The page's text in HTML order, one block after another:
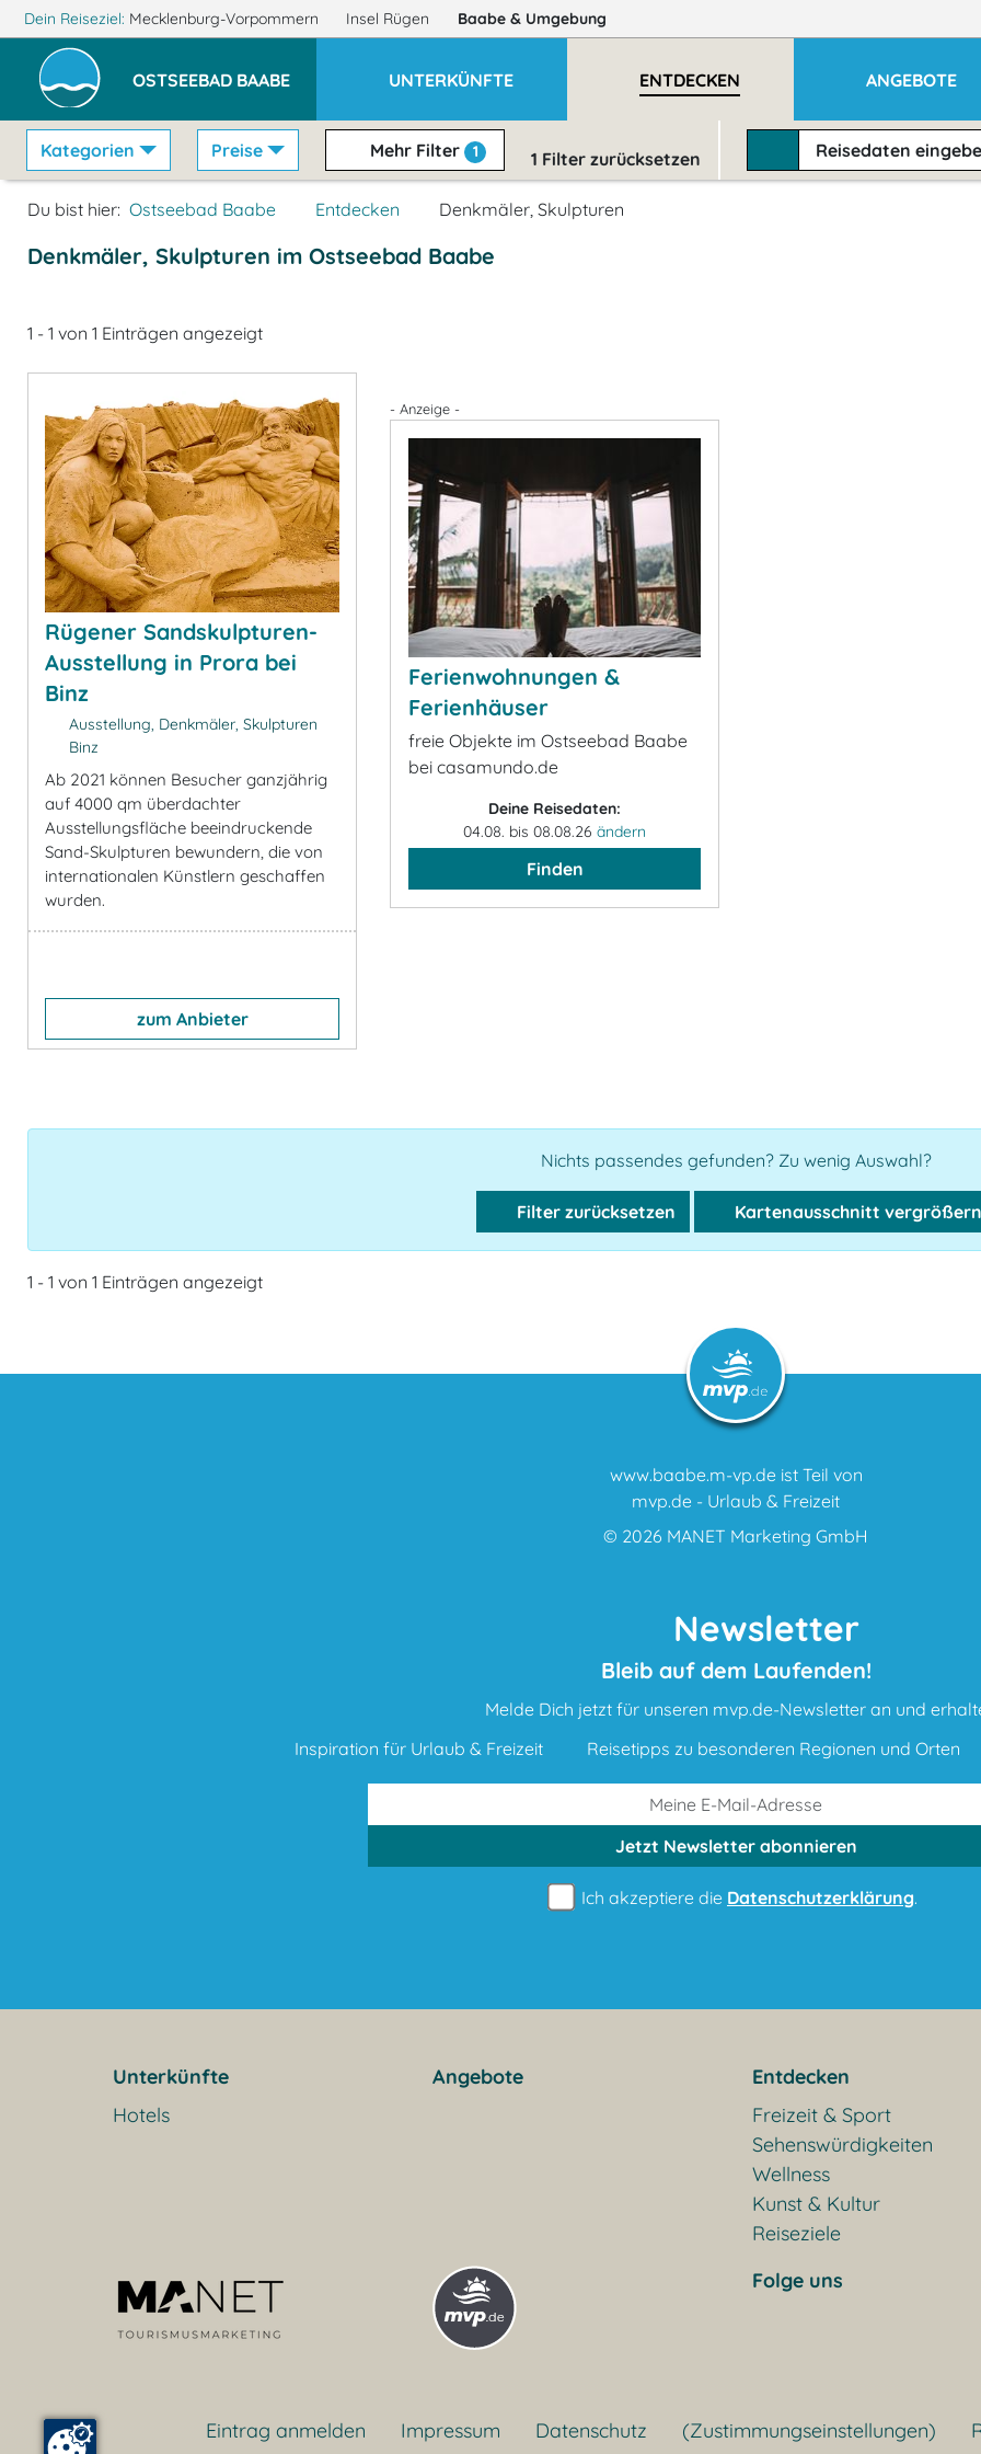
Dein Reiseziel: Mecklenburg-Vorpommern Insel Rügen Baabe & Umgebung
OSTSEEBAD BAABE UNTERKÜNFTE ENTDECKEN ANGEBOTE
Kategorien Preise Mehr Filter 1 1 Filter zurücksetzen Reisedaten
Du bist hier: Ostseebad Baabe Entdecken Denkmäler, Skulpturen
Denkmäler, Skulpturen im Ostseebad Baabe
1 - 1 von 1 Einträgen angezeigt
Rügener Sandskulpturen-
Ausstellung in Prora bei
Binz
Ausstellung, Denkmäler, Skulpturen
Binz
Ab 2021 können Besucher ganzjährig
auf 4000 qm überdachter
Ausstellungsfläche beeindruckende
Sand-Skulpturen bewundern, die von
internationalen Künstlern geschaffen
wurden.
zum Anbieter
- Anzeige -
Ferienwohnungen &
Ferienhäuser
freie Objekte im Ostseebad Baabe
bei casamundo.de
Deine Reisedaten:
04.08. bis 08.08.26 ändern
Finden
Nichts passendes gefunden? Zu wenig Auswahl?
Filter zurücksetzen Kartenausschnitt vergrößern
1 - 1 von 1 Einträgen angezeigt
www.baabe.m-vp.de ist Teil von
mvp.de - Urlaub & Freizeit
© 2026 MANET Marketing GmbH
Newsletter
Bleib auf dem Laufenden!
Melde Dich jetzt für unseren mvp.de-Newsletter an und
Inspiration für Urlaub & Freizeit
Reisetipps zu besonderen Regionen und Orten
Jetzt Newsletterabonnieren
Ich akzeptiere die Datenschutzerklärung.
Unterkünfte
Hotels
Angebote
Entdecken
Freizeit & Sport
Sehenswürdigkeiten
Wellness
Kunst & Kultur
Reiseziele
Folge uns
Eintrag anmelden Impressum Datenschutz (Zustimmungseinstellungen)